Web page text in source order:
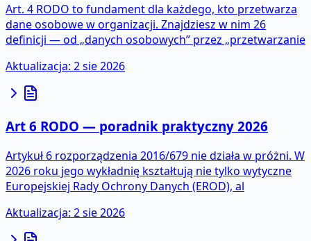
Art. 4 RODO to fundament dla każdego, kto przetwarza
dane osobowe w organizacji. Znajdziesz w nim 26
definicji — od „danych osobowych” przez „przetwarzanie
Aktualizacja: 2 sie 2026
Art 6 RODO — poradnik praktyczny 2026
Artykuł 6 rozporządzenia 2016/679 nie działa w próżni. W
2026 roku jego wykładnię kształtują nie tylko wytyczne
Europejskiej Rady Ochrony Danych (EROD), al
Aktualizacja: 2 sie 2026